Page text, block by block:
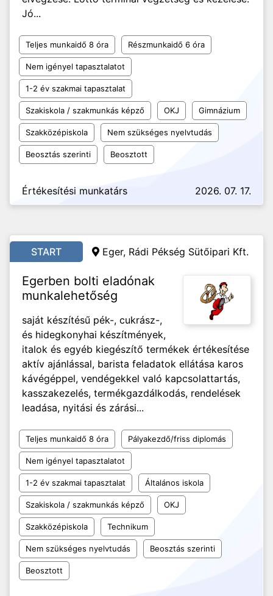
Jó...
Teljes munkaidő 8 óra Részmunkaidő 6 óra
Nem igényel tapasztalatot
1-2 év szakmai tapasztalat
Szakiskola / szakmunkás képző OKJ Gimnázium
Szakközépiskola Nem szükséges nyelvtudás
Beosztás szerinti Beosztott
Értékesítési munkatárs 2026. 07. 17.
START Eger, Rádi Pékség Sütőipari Kft.
Egerben bolti eladónak
munkalehetőség
saját készítésű pék-, cukrász-,
és hidegkonyhai készítmények,
italok és egyéb kiegészítő termékek értékesítése
aktív ajánlással, barista feladatok ellátása karos
kávégéppel, vendégekkel való kapcsolattartás,
kasszakezelés, termékgazdálkodás, rendelések
leadása, nyitási és zárási...
Teljes munkaidő 8 óra Pályakezdő/friss diplomás
Nem igényel tapasztalatot
1-2 év szakmai tapasztalat Általános iskola
Szakiskola / szakmunkás képző OKJ
Szakközépiskola Technikum
Nem szükséges nyelvtudás Beosztás szerinti
Beosztott